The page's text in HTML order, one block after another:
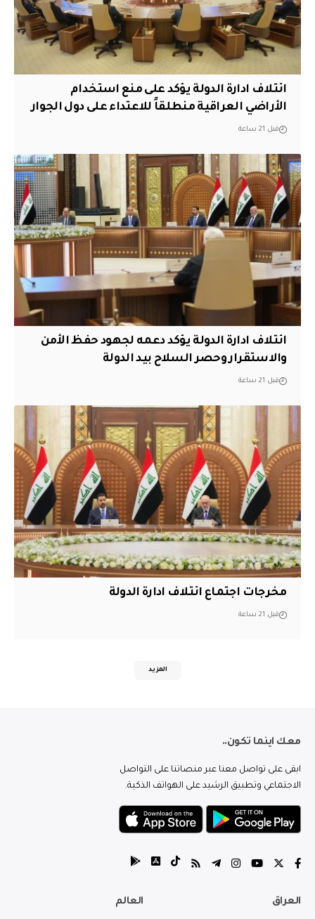
ائتلاف ادارة الدولة يؤكد على منع استخدام
الأراضي العراقية منطلقاً للاعتداء على دول الجوار
قبل 21 ساعة
ائتلاف ادارة الدولة يؤكد دعمه لجهود حفظ الأمن
والاستقرار وحصر السلاح بيد الدولة
قبل 21 ساعة
مخرجات اجتماع ائتلاف ادارة الدولة
قبل 21 ساعة
المزيد
معك اينما تكون..
ابقى على تواصل معنا عبر منصاتنا على التواصل
الاجتماعي وتطبيق الرشيد على الهواتف الذكية.
العراق العالم